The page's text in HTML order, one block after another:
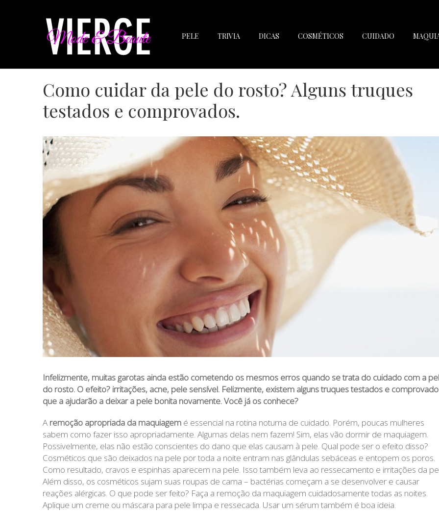
PELE TRIVIA DICAS COSMÉTICOS CUIDADO
Como cuidar da pele do rosto? Alguns truques
testados e comprovados.
Infelizmente, muitas garotas ainda estão cometendo os mesmos erros quando se trata do cuidado com a
do rosto. O efeito? irritações, acne, pele sensível. Felizmente, existem alguns truques testados e
que a ajudarão a deixar a pele bonita novamente. Você já os conhece?
A remoção apropriada da maquiagem é essencial na rotina noturna de cuidado. Porém, poucas mulheres
sabem como fazer isso apropriadamente. Algumas delas nem fazem! Sim, elas vão dormir de maquiagem.
Possivelmente, elas não estão conscientes do dano que elas causam à pele. Qual pode ser o efeito disso?
Cosméticos que são deixados na pele por toda a noite entram nas glândulas sebáceas e entopem os poros.
Como resultado, cravos e espinhas aparecem na pele. Isso também leva ao ressecamento e irritações da
Além disso, os cosméticos sujam suas roupas de cama – bactérias começam a se desenvolver e causar
reações alérgicas. O que pode ser feito? Faça a remoção da maquiagem cuidadosamente todas as noites.
Aplique um creme ou máscara para pele limpa e ressecada. Usar um sérum também é boa ideia.